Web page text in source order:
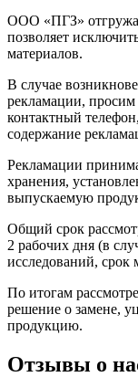
ООО «ПГЗ»
позволяет
материалов.
В случае
рекламации, просим
контактный
содержание
Рекламации
хранения,
выпускаемую
Общий срок
2 рабочих дня (в
исследований, срок
По итогам
решение о замене,
продукцию.
Отзывы о